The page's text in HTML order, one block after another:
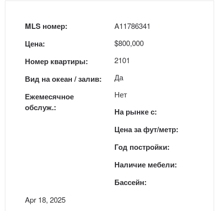
MLS номер:
Цена:
Номер квартиры:
Вид на океан / залив:
Ежемесячное
обслуж.:
A11786341
$800,000
2101
Да
Нет
На рынке с:
Цена за фут/метр:
Год постройки:
Наличие мебели:
Бассейн:
Apr 18, 2025